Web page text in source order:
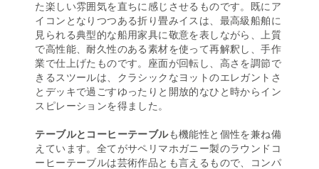
た楽しい雰囲気を直ちに感じさせるものです。既にア
イコンとなりつつある折り畳みイスは、最高級船舶に
見られる典型的な船用家具に敬意を表しながら、上質
で高性能、耐久性のある素材を使って再解釈し、手作
業で仕上げたものです。座面が回転し、高さを調節で
きるスツールは、クラシックなヨットのエレガントさ
とデッキで過ごすゆったりと開放的なひと時からイン
スピレーションを得ました。
テーブルとコーヒーテーブルも機能性と個性を兼ね備
えています。全てがサペリマホガニー製のラウンドコ
ーヒーテーブルは芸術作品とも言えるもので、コンパ